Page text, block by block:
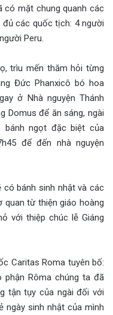
có mặt chung quanh các
các quốc tịch: 4 người
Peru.
trìu mến thăm hỏi từng
Đức Phanxicô bó hoa
ở Nhà nguyện Thánh
Domus để ăn sáng, ngài
bánh ngọt đặc biệt của
để đến nhà nguyện
bánh sinh nhật và các
từ thiện giáo hoàng
với thiệp chúc lễ Giáng
Caritas Roma tuyên bố:
phận Rôma chúng ta đã
tận tụy của ngài đối với
ngày sinh nhật của mình